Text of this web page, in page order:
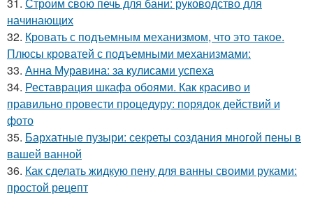
31. Строим свою печь для бани: руководство для
начинающих
32. Кровать с подъемным механизмом, что это такое.
Плюсы кроватей с подъемными механизмами:
33. Анна Муравина: за кулисами успеха
34. Реставрация шкафа обоями. Как красиво и
правильно провести процедуру: порядок действий и
фото
35. Бархатные пузыри: секреты создания многой пены в
вашей ванной
36. Как сделать жидкую пену для ванны своими руками:
простой рецепт